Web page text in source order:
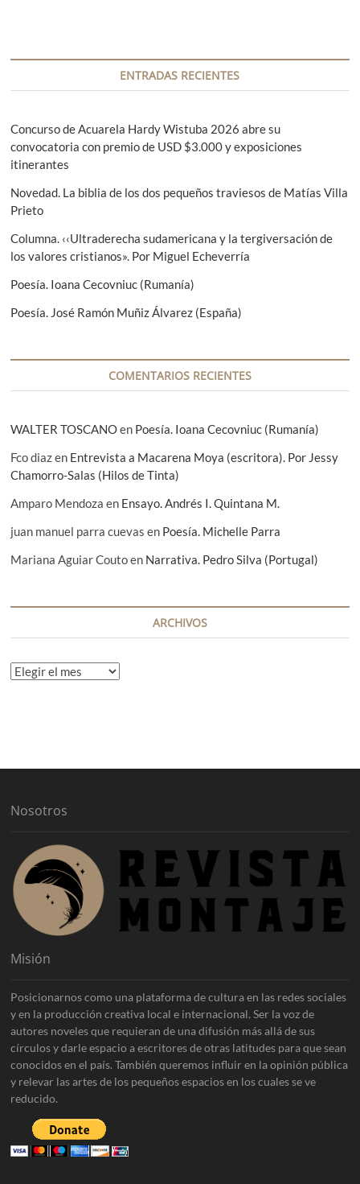
i
ó
n
d
e
n
t
r
d
e
i
o
r
s
i
u
i
t
ENTRADAS RECIENTES
Concurso de Acuarela Hardy Wistuba 2026 abre su
convocatoria con premio de USD $3.000 y exposiciones
itinerantes
Novedad. La biblia de los dos pequeños traviesos de Matías Villa
Prieto
Columna. ‹‹Ultraderecha sudamericana y la tergiversación de
los valores cristianos». Por Miguel Echeverría
Poesía. Ioana Cecovniuc (Rumanía)
Poesía. José Ramón Muñiz Álvarez (España)
COMENTARIOS RECIENTES
WALTER TOSCANOen Poesía. Ioana Cecovniuc (Rumanía)
Fco diazen Entrevista a Macarena Moya (escritora). Por Jessy
Chamorro-Salas (Hilos de Tinta)
Amparo Mendoza en Ensayo. Andrés I. Quintana M.
juan manuel parra cuevas en Poesía. Michelle Parra
Mariana Aguiar Coutoen Narrativa. Pedro Silva (Portugal)
ARCHIVOS
A
Nosotros
Misión
Posicionarnos como una plataforma de cultura en las redes sociales
y en la producción creativa local e internacional. Ser la voz de
autores noveles que requieran de una difusión más allá de sus
círculos y darle espacio a escritores de otras latitudes para que sean
conocidos en el país. También queremos influir en la opinión pública
y relevar las artes de los pequeños espacios en los cuales se ve
reducido.